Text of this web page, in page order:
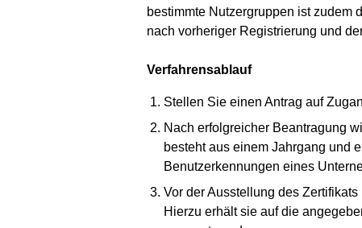
bestimmte Nutzergruppen ist zudem
nach vorheriger Registrierung und
Verfahrensablauf
Stellen Sie einen Antrag auf
Nach erfolgreicher Beantragung
besteht aus einem Jahrgang und
Benutzerkennungen eines
Vor der Ausstellung des
Hierzu erhält sie auf die